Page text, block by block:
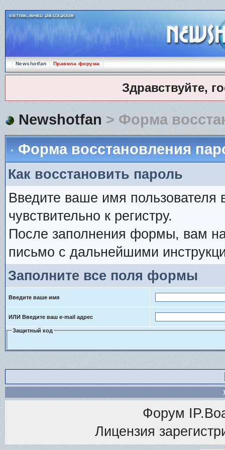
Newshotfan Правила форума
Здравствуйте,
Newshotfan > Форма
Форма восстановления
Как восстановить пароль
Введите ваше имя
чувствительно к регистру.
После заполнения формы, вам на
письмо с дальнейшими
Заполните все поля формы
Введите ваше имя
ИЛИ Введите ваш e-mail адрес
Защитный код
Форум
Лицензия